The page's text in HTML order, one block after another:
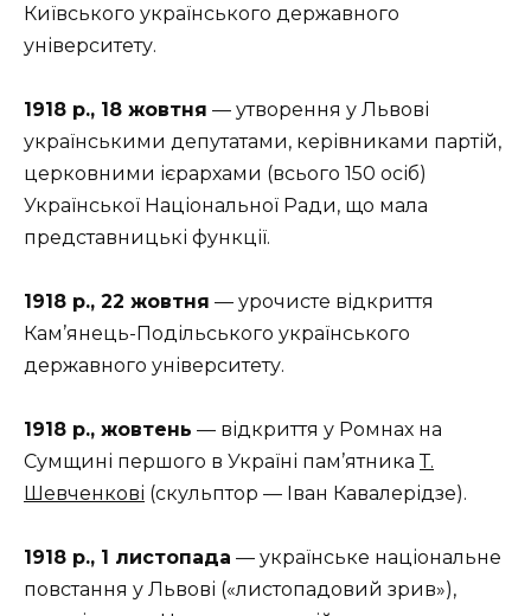
Київського українського державного
університету.
1918 р., 18 жовтня — утворення у Львові
українськими депутатами, керівниками партій,
церковними ієрархами (всього 150 осіб)
Української Національної Ради, що мала
представницькі функції.
1918 р., 22 жовтня — урочисте відкриття
Кам’янець-Подільського українського
державного університету.
1918 р., жовтень — відкриття у Ромнах на
Сумщині першого в Україні пам’ятникаТ.
Шевченкові (скульптор — Іван Кавалерідзе).
1918 р., 1 листопада — українське національне
повстання у Львові («листопадовий зрив»),